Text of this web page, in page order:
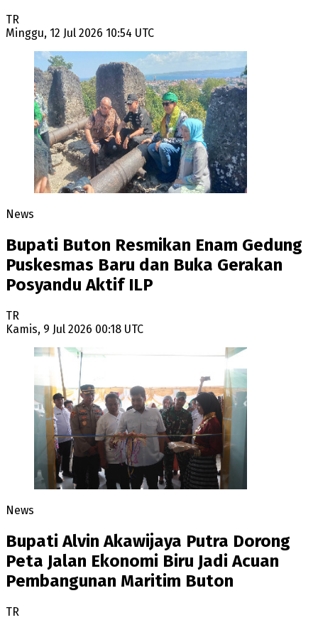
TR
Minggu, 12 Jul 2026 10:54 UTC
News
Bupati Buton Resmikan Enam Gedung
Puskesmas Baru dan Buka Gerakan
Posyandu Aktif ILP
TR
Kamis, 9 Jul 2026 00:18 UTC
News
Bupati Alvin Akawijaya Putra Dorong
Peta Jalan Ekonomi Biru Jadi Acuan
Pembangunan Maritim Buton
TR